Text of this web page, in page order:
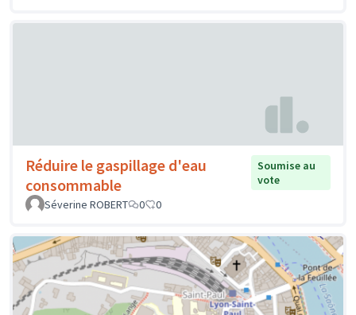
Réduire le gaspillage d'eau
consommable
Soumise au
vote
Séverine ROBERT
0 0